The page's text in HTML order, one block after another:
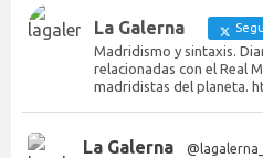
La Galerna
Madridismo y sintaxis.
relacionadas con el Real
madridistas del planeta.
La Galerna @lagalerna_